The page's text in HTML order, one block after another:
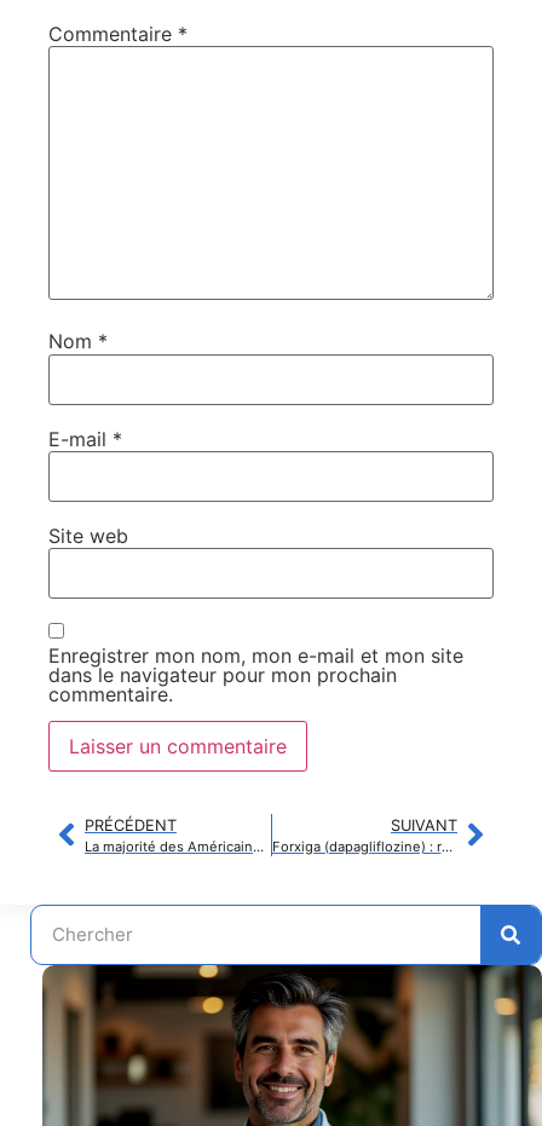
Commentaire *
Nom *
E-mail *
Site web
Enregistrer mon nom, mon e-mail et mon site
dans le navigateur pour mon prochain
commentaire.
PRÉCÉDENT
La majorité des Américains considèrent que l’alcool nuit à la santé, selon un sondage
SUIVANT
Forxiga (dapagliflozine) : retours d’expérience et témoignages de patients